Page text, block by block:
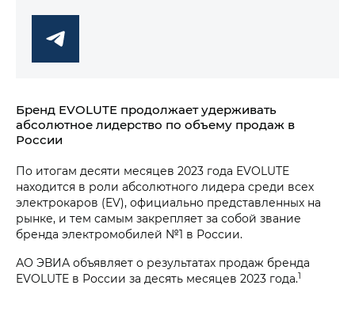
Бренд EVOLUTE продолжает удерживать
абсолютное лидерство по объему продаж в
России
По итогам десяти месяцев 2023 года EVOLUTE
находится в роли абсолютного лидера среди всех
электрокаров (EV), официально представленных на
рынке, и тем самым закрепляет за собой звание
бренда электромобилей №1 в России.
АО ЭВИА объявляет о результатах продаж бренда
EVOLUTE в России за десять месяцев 2023 года.1